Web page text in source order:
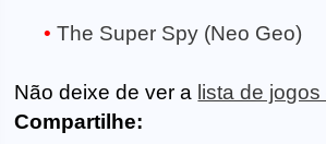
The Super Spy (Neo Geo)
Não deixe de ver a lista de
Compartilhe: